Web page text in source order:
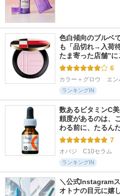
色白傾向のブルベ
も「品切れ→入荷
たま寄った店舗”
6
カラー＋グロウ　エン
ランキングIN
数あるビタミンC
頼度があるのは、
わる前に、たるん
7
オバジ　C10セラム
ランキングIN
＼公式Instagram
オトナの目元に嬉